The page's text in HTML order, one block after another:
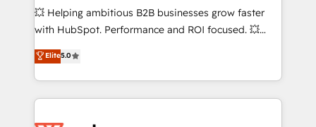
pipeline growth programs • Sales enablement tools
and CRM optimization • Retention strategies with
Execution • 750+ onboardings and 2,000+
implementations • Deep expertise across marketing,
💥 Helping ambitious B2B businesses grow faster
with HubSpot. Performance and ROI focused. 💥
BBD Boom is the HubSpot partner that can help you
to HubSpot Better. We work with your teams to
solve all your HubSpot challenges and improve user
adoption, sales process and marketing results.
Elite5.0